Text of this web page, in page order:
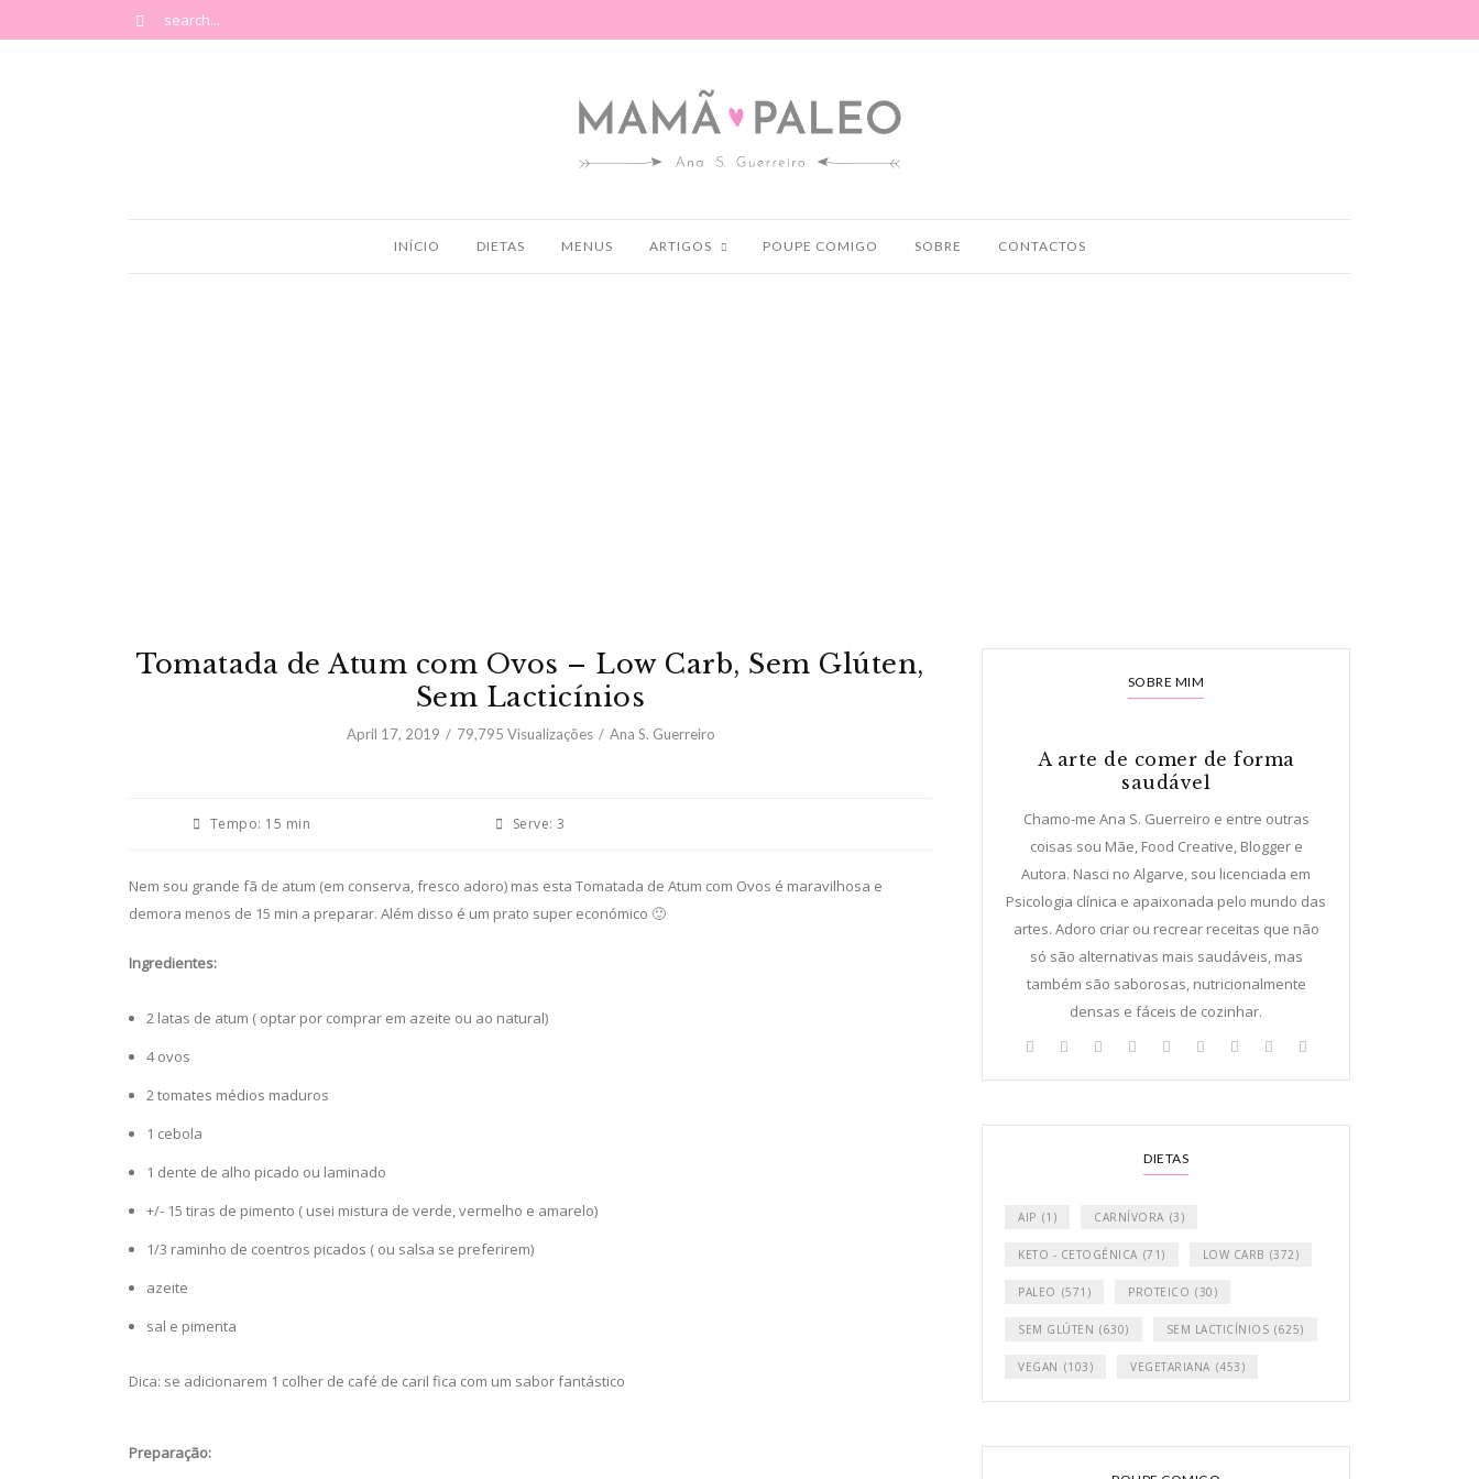
INÍCIO DIETAS MENUS ARTIGOS POUPE COMIGO SOBRE CONTACTOS
Tomatada de Atum com Ovos – Low Carb, Sem Glúten,
Sem Lacticínios
April 17, 2019 79,795 Visualizações Ana S. Guerreiro
Tempo: 15 min Serve: 3
Nem sou grande fã de atum (em conserva, fresco adoro) mas esta Tomatada de Atum com Ovos é maravilhosa e
demora menos de 15 min a preparar. Além disso é um prato super económico 🙂
Ingredientes:
2 latas de atum ( optar por comprar em azeite ou ao natural)
4 ovos
2 tomates médios maduros
1 cebola
1 dente de alho picado ou laminado
+/- 15 tiras de pimento ( usei mistura de verde, vermelho e amarelo)
1/3 raminho de coentros picados ( ou salsa se preferirem)
azeite
sal e pimenta
Dica: se adicionarem 1 colher de café de caril fica com um sabor fantástico
Preparação:
SOBRE MIM
A arte de comer de forma
saudável
Chamo-me Ana S. Guerreiro e entre outras
coisas sou Mãe, Food Creative, Blogger e
Autora. Nasci no Algarve, sou licenciada em
Psicologia clínica e apaixonada pelo mundo das
artes. Adoro criar ou recrear receitas que não
só são alternativas mais saudáveis, mas
também são saborosas, nutricionalmente
densas e fáceis de cozinhar.
DIETAS
AIP (1) CARNÍVORA (3)
KETO - CETOGÉNICA (71) LOW CARB (372)
PALEO (571) PROTEICO (30)
SEM GLÚTEN (630) SEM LACTICÍNIOS (625)
VEGAN (103) VEGETARIANA (453)